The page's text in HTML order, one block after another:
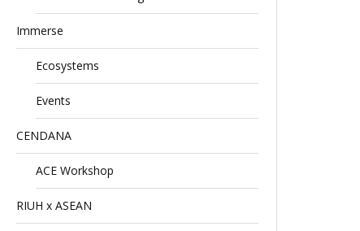
Immerse
Ecosystems
Events
CENDANA
ACE Workshop
RIUH x ASEAN